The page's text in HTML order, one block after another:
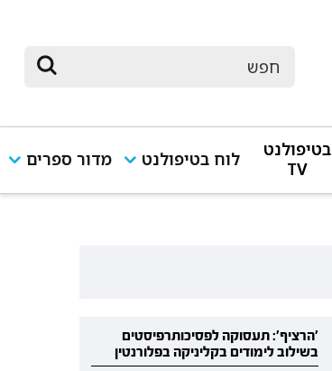
בטיפולנט
TV
לוח בטיפולנט מדור ספרים
'הרציף': תעסוקה לפסיכותרפיסטים
בשילוב לימודים בקליניקה בפלורנטין